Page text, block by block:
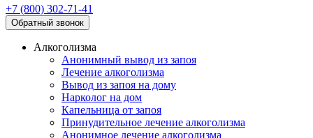
+7 (800) 302-71-41
Обратный звонок
Алкоголизма
Анонимный вывод из запоя
Лечение алкоголизма
Вывод из запоя на дому
Нарколог на дом
Капельница от запоя
Принудительное лечение алкоголизма
Анонимное лечение алкоголизма